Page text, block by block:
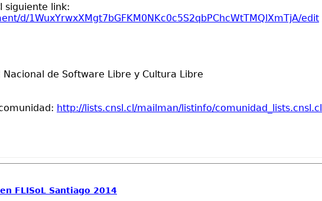
siguiente link:
d/1WuxYrwxXMgt7bGFKM0NKc0c5S2qbPChcWtTMQlXmTjA/edit
de Software Libre y Cultura Libre
http://lists.cnsl.cl/mailman/listinfo/comunidad_lists.cnsl.cl
FLISoL Santiago 2014